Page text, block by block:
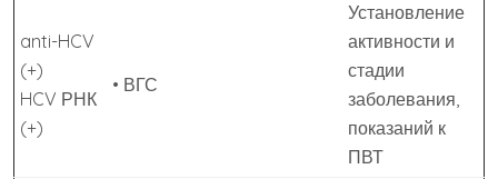
anti-HCV
(+)
HCV РНК
(+)
• ВГС
Установление
активности и
стадии
заболевания,
показаний к
ПВТ